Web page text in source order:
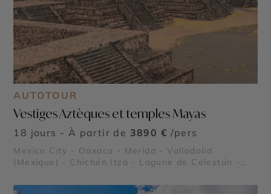
AUTOTOUR
Vestiges Aztèques et temples Mayas
18 jours - À partir de 3890 € /pers
Mexico City - Oaxaca - Merida - Valladolid
(Mexique) - Chichén Itzá - Lagune de Celestún -